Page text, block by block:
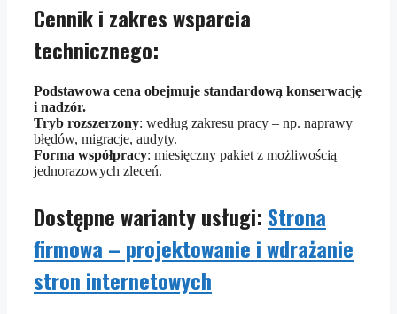
Cennik i zakres wsparcia
technicznego:
Podstawowa cena obejmuje standardową konserwację
i nadzór.
Tryb rozszerzony: według zakresu pracy – np. naprawy
błędów, migracje, audyty.
Forma współpracy: miesięczny pakiet z możliwością
jednorazowych zleceń.
Dostępne warianty usługi: Strona
firmowa – projektowanie i wdrażanie
stron internetowych